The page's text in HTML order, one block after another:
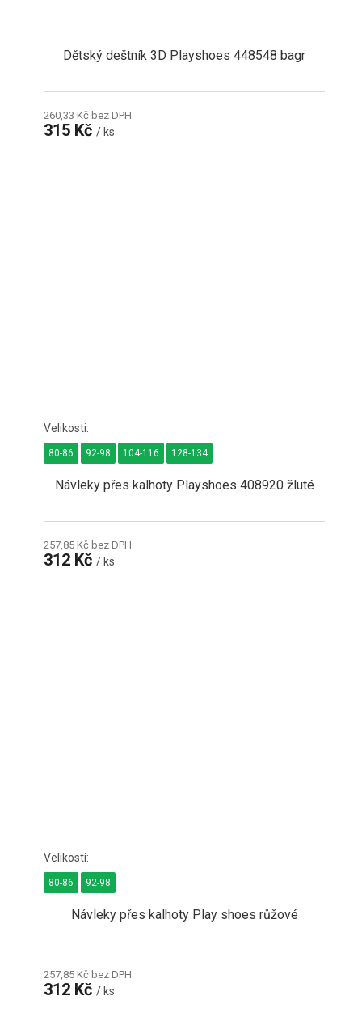
Dětský deštník 3D Playshoes 448548 bagr
260,33 Kč bez DPH
315 Kč/ ks
Návleky přes kalhoty Playshoes 408920 žluté
257,85 Kč bez DPH
312 Kč/ ks
80-86 92-98 104-116 128-134
Návleky přes kalhoty Play shoes růžové
257,85 Kč bez DPH
312 Kč/ ks
80-86 92-98